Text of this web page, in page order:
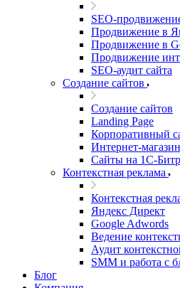
SEO-
Продвижение в
Продвижение в
Продвижение
SEO-аудит сайта
Создание сайтов
Создание сайтов
Landing Page
Корпоративный
Интернет-магазин
Сайты на 1С-
Контекстная реклама
Контекстная
Яндекс Директ
Google Adwords
Ведение
Аудит
SMM и работа с
Блог